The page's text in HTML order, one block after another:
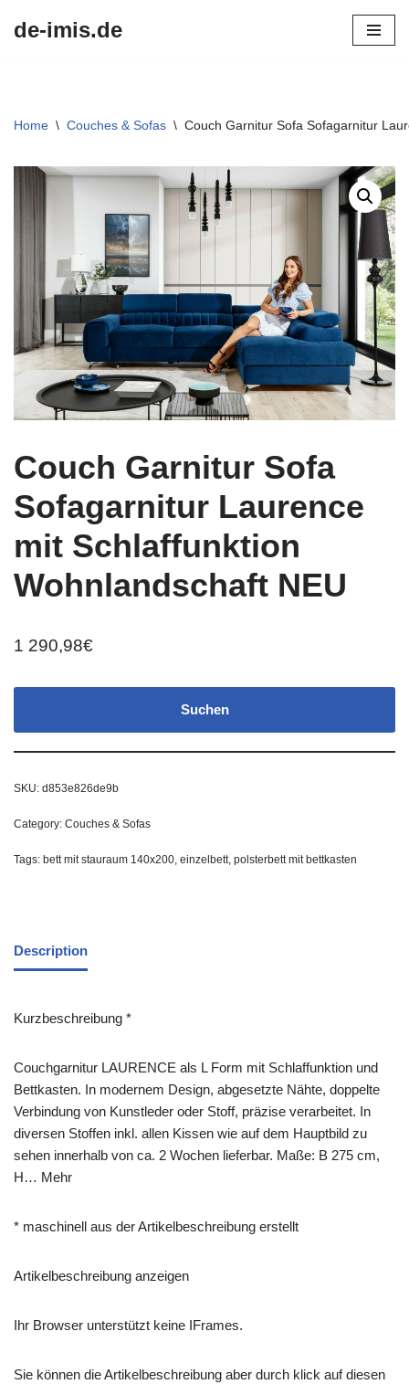
de-imis.de
Home \ Couches & Sofas \ Couch Garnitur Sofa Sofagarnitur
Couch Garnitur Sofa
Sofagarnitur Laurence
mit Schlaffunktion
Wohnlandschaft NEU
1 290,98€
Suchen
SKU: d853e826de9b
Category: Couches & Sofas
Tags: bett mit stauraum 140x200, einzelbett, polsterbett mit bettkasten
Description
Kurzbeschreibung *
Couchgarnitur LAURENCE als L Form mit Schlaffunktion und
Bettkasten. In modernem Design, abgesetzte Nähte, doppelte
Verbindung von Kunstleder oder Stoff, präzise verarbeitet. In
diversen Stoffen inkl. allen Kissen wie auf dem Hauptbild zu
sehen innerhalb von ca. 2 Wochen lieferbar. Maße: B 275 cm,
H… Mehr
* maschinell aus der Artikelbeschreibung erstellt
Artikelbeschreibung anzeigen
Ihr Browser unterstützt keine IFrames.
Sie können die Artikelbeschreibung aber durch klick auf diesen